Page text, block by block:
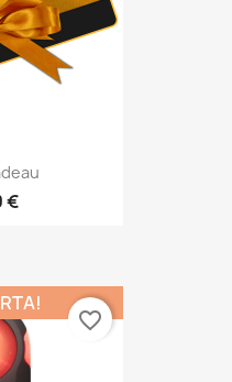
€
favorite_border